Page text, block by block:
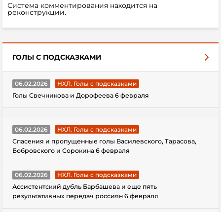
Система комментирования находится на
реконструкции.
ГОЛЫ С ПОДСКАЗКАМИ
06.02.2026
НХЛ. Голы с подсказками
Голы Свечникова и Дорофеева 6 февраля
06.02.2026
НХЛ. Голы с подсказками
Спасения и пропущенные голы Василевского, Тарасова,
Бобровского и Сорокина 6 февраля
06.02.2026
НХЛ. Голы с подсказками
Ассистентский дубль Барбашева и еще пять
результативных передач россиян 6 февраля